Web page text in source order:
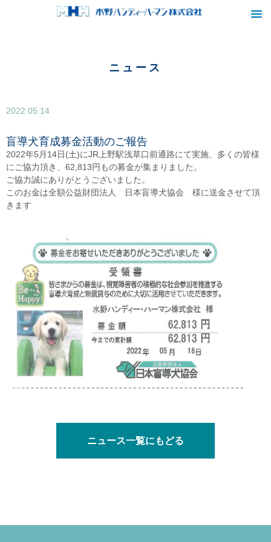
ニュース
2022.05.14
盲導犬育成募金活動のご報告
2022年5月14日(土)にJR上野駅浅草口前通路にて実施、多くの皆様
にご協力頂き、62,813円もの募金が集まりました。
ご協力誠にありがとうございました。
このお金は全額公益財団法人 日本盲導犬協会 様に送金させて頂
きます
ニュース一覧にもどる